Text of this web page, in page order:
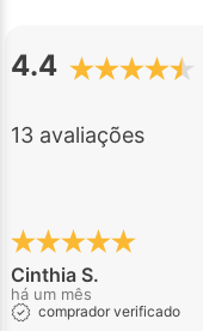
4.4
13 avaliações
Cinthia S.
há um mês
comprador verificado